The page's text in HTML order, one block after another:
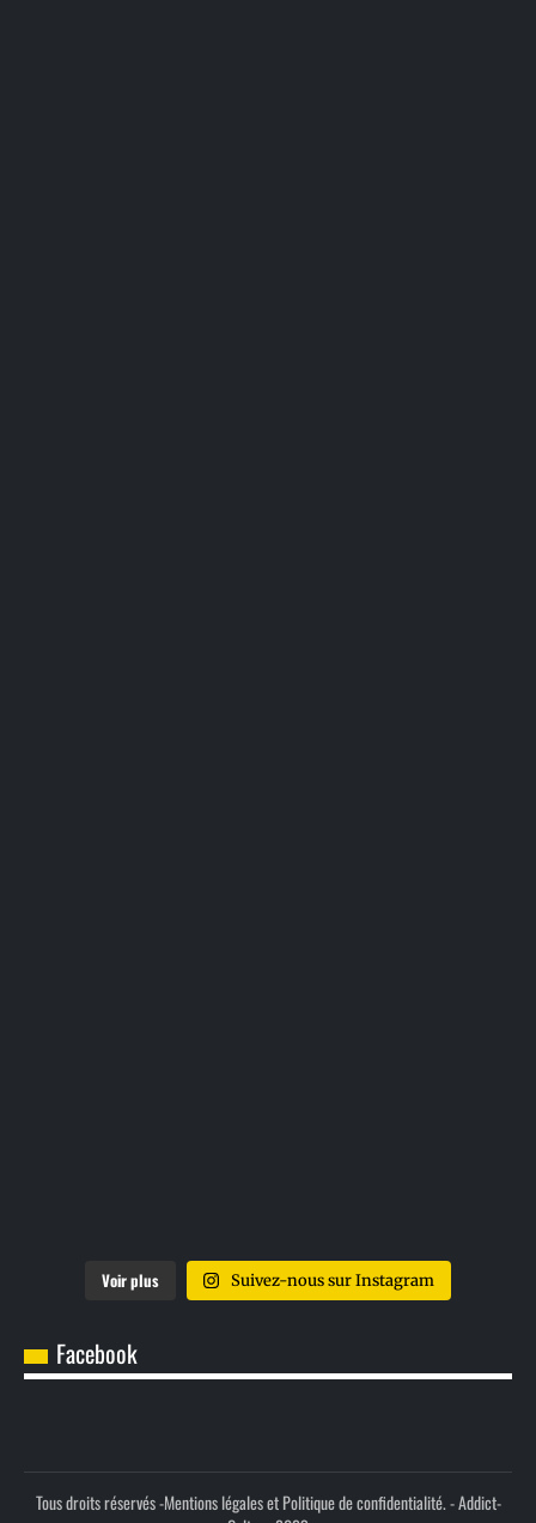
Voir plus Suivez-nous sur Instagram
Facebook
Tous droits réservés -Mentions légales et Politique de confidentialité.- Addict-